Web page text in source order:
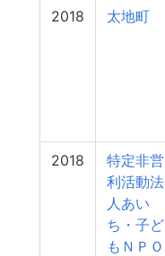
2018 太地町
2018
特定非営
利活動法
人あい
ち・子ど
もＮＰＯ